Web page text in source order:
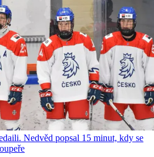
Nedvěd popsal 15 minut, kdy se